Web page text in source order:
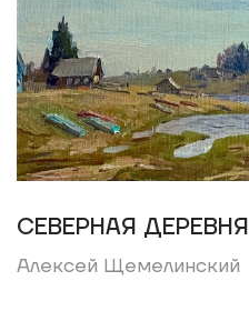
СЕВЕРНАЯ ДЕРЕВНЯ
Алексей Щемелинский